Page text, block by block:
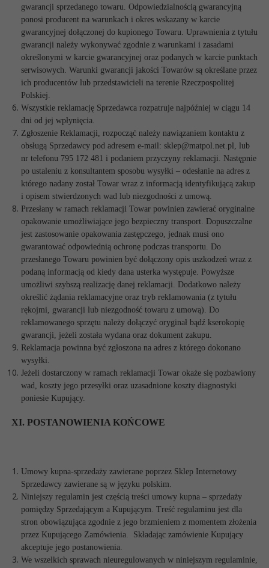
gwarancji sprzedanego towaru. Odpowiedzialnością gwarancyjną
ponosi producent na warunkach i okres wskazany w karcie
gwarancyjnej dołączonej do kupionego Towaru. Uprawnienia z tytułu
gwarancji należy wykonywać zgodnie z warunkami i zasadami
określonymi w karcie gwarancyjnej oraz podanych w karcie punktach
serwisowych. Warunki gwarancji jakości Towarów są określane przez
ich producentów lub przedstawicieli na terenie Rzeczpospolitej
Polskiej.
Wszystkie reklamację Sprzedawca rozpatruje najpóźniej w ciągu 14
dni od jej wpłynięcia.
Zgłoszenie Reklamacji, rozpocząć należy nawiązaniem kontaktu z
obsługą Sprzedawcy pod adresem e-mail: sklep@matpol.net.pl, lub
nr telefonu 795 172 481 i podaniem przyczyny reklamacji. Następnie
po ustaleniu z konsultantem sposobu wysyłki – odesłanie na adres z
którego nadany został Towar wraz z informacją identyfikującą zakup
i opisem stwierdzonych wad lub niezgodności z umową.
Przesłany w ramach reklamacji Towar powinien zawierać oryginalne
opakowanie umożliwiające jego bezpieczny transport. Dopuszczalne
jest zastosowanie opakowania zastępczego, jednak musi ono
gwarantować odpowiednią ochronę podczas transportu. Do
przesłanego Towaru powinien być dołączony opis uszkodzeń wraz z
podaną informacją od kiedy dana usterka występuje. Powyższe
umożliwi szybszą realizację danej reklamacji. Dodatkowo należy
określić żądania reklamacyjne oraz tryb reklamowania (z tytułu
rękojmi, gwarancji lub niezgodność towaru z umową). Do
reklamowanego sprzętu należy dołączyć oryginał bądź kserokopię
gwarancji, jeżeli została wydana oraz dokument zakupu.
Reklamacja powinna być zgłoszona na adres z którego dokonano
wysyłki.
Jeżeli dostarczony w ramach reklamacji Towar okaże się pozbawiony
wad, koszty jego przesyłki oraz uzasadnione koszty diagnostyki
poniesie Kupujący.
XI. POSTANOWIENIA KOŃCOWE
Umowy kupna-sprzedaży zawierane poprzez Sklep Internetowy
Sprzedawcy zawierane są w języku polskim.
Niniejszy regulamin jest częścią treści umowy kupna – sprzedaży
pomiędzy Sprzedającym a Kupującym. Treść regulaminu jest dla
stron obowiązująca zgodnie z jego brzmieniem z momentem złożenia
przez Kupującego Zamówienia. Składając zamówienie Kupujący
akceptuje jego postanowienia.
We wszelkich sprawach nieuregulowanych w niniejszym regulaminie,